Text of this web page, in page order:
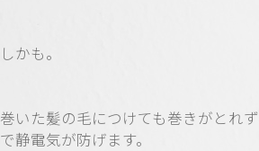
しかも。
巻いた髪の毛につけても巻きがとれ
で静電気が防げます。